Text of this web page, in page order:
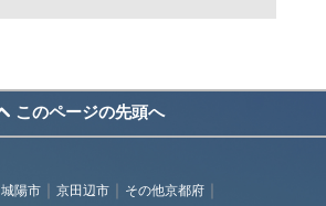
このページの先頭へ
城陽市 京田辺市
その他京都府